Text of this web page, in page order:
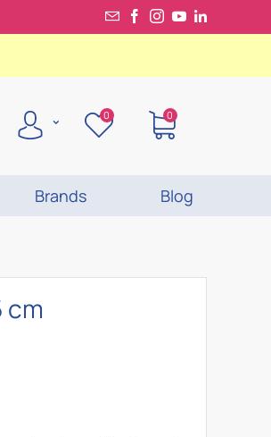
0 0
Brands Blog
cm